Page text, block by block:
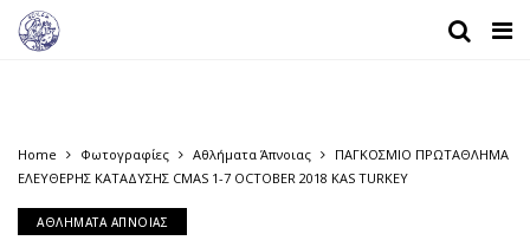
Home Φωτογραφίες Αθλήματα Άπνοιας
ΠΑΓΚΟΣΜΙΟ ΠΡΩΤΑΘΛΗΜΑ
ΕΛΕΥΘΕΡΗΣ ΚΑΤΑΔΥΣΗΣ CMAS 1-7 OCTOBER 2018 KAS TURKEY
ΑΘΛΉΜΑΤΑ ΆΠΝΟΙΑΣ